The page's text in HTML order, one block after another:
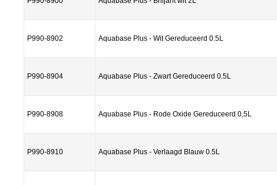
P990-8902 Aquabase Plus - Wit Gereduceerd 0.5L
P990-8904 Aquabase Plus - Zwart Gereduceerd 0.5L
P990-8908 Aquabase Plus - Rode Oxide Gereduceerd 0,5L
P990-8910 Aquabase Plus - Verlaagd Blauw 0.5L